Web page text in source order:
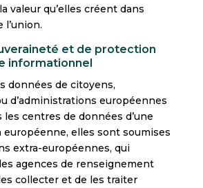
valeur qu’elles créent dans
l’union.
et de protection
informationnel
données de citoyens,
d’administrations européennes
centres de données d’une
elles sont soumises
extra-européennes, qui
agences de renseignement
collecter et de les traiter